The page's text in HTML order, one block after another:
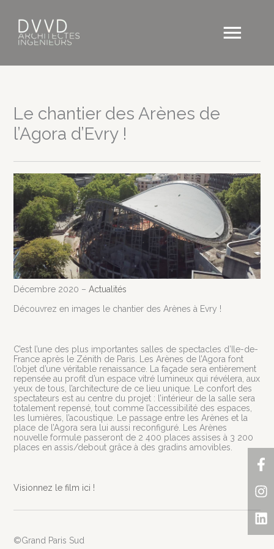
contenu
Le chantier des Arènes de
l’Agora d’Evry !
Décembre 2020 –Actualités
Découvrez en images le chantier des Arènes à Evry !
C’est l’une des plus importantes salles de spectacles d’Ile-de-
France après le Zénith de Paris. Les Arènes de l’Agora font
l’objet d’une véritable renaissance. La façade sera entièrement
repensée au profit d’un espace vitré lumineux qui révélera, aux
yeux de tous, l’architecture de ce lieu unique. Le confort des
spectateurs est au centre du projet : l’intérieur de la salle sera
totalement repensé, tout comme l’accessibilité des espaces,
les lumières, l’acoustique. Le passage entre les Arènes et la
place de l’Agora sera lui aussi reconfiguré. Les Arènes
nouvelle formule passeront de 2 400 places assises à 3 200
places en assis/debout grâce à des gradins amovibles.
Visionnez le film ici !
©Grand Paris Sud
f